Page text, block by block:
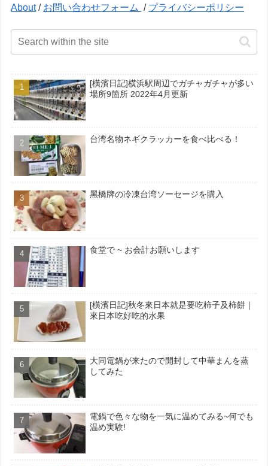
About/ お問い合わせフォーム / プライバシーポリシー
[橫濱日記]横浜駅周辺でガチャガチャが多い
場所9箇所 2022年4月更新
台湾名物ネギクラッカーを食べ比べる！
黑橋牌の冷凍台湾ソーセージを購入
食堂で ~ お会計お願いします
[橫濱日記]秋冬來日本就是要吃柿子及柿餅｜
來日本吃好吃的水果
大同電鍋が来たので開封して中華まんを蒸
してみた
電鍋で色々な物を一気に温めてみる~何でも
温め実験!